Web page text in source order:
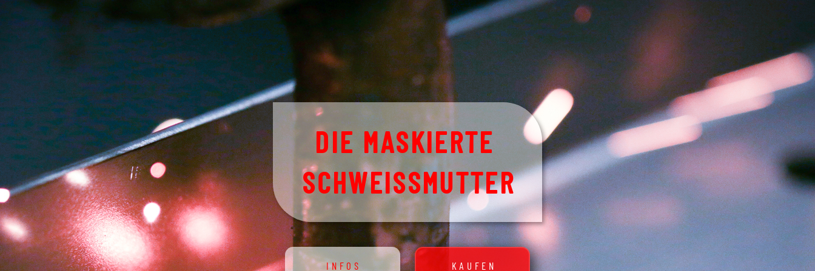
DIE MASKIERTE
SCHWEISSMUTTER
INFOS KAUFEN